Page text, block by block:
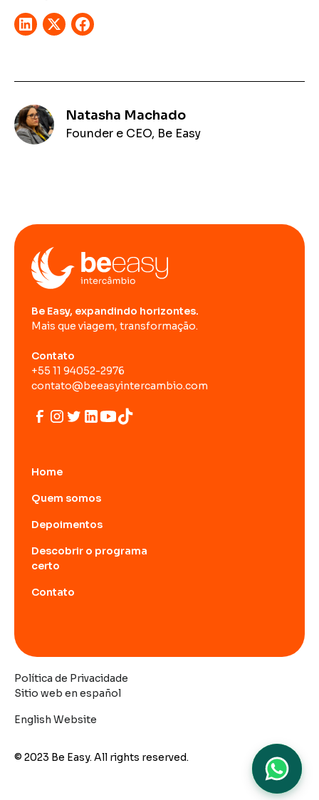
Natasha Machado
Founder e CEO, Be Easy
Be Easy, expandindo horizontes.
Mais que viagem, transformação.
Contato
+55 11 94052-2976
contato@beeasyintercambio.com
Home
Quem somos
Depoimentos
Descobrir o programa
certo
Contato
© 2023 Be Easy. All rights reserved.
Sitio web en español
English Website
Política de Privacidade